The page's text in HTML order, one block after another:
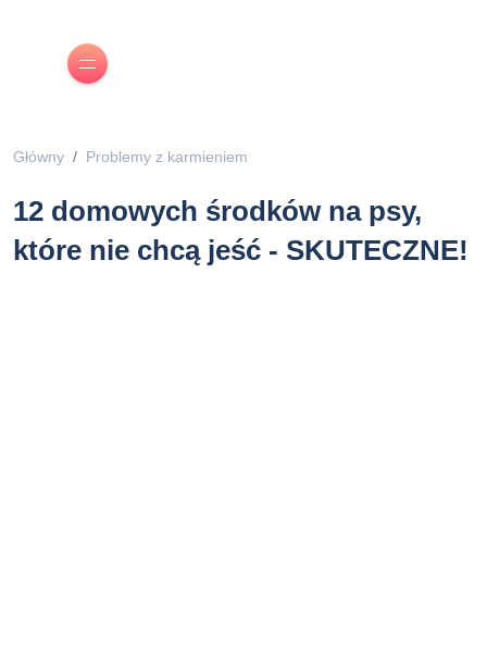
Główny Problemy z karmieniem
12 domowych środków na psy,
które nie chcą jeść - SKUTECZNE!